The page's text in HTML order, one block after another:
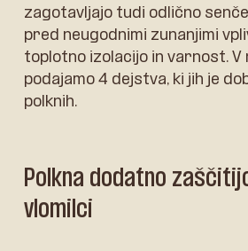
zagotavljajo tudi odlično
pred neugodnimi zunanjimi
toplotno izolacijo in varnost. V
podajamo 4 dejstva, ki jih je
polknih.
Polkna dodatno
vlomilci